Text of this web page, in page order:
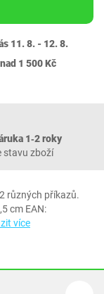
11. 8. - 12. 8.
1 500 Kč
1‐2 roky
stavu zboží
různých příkazů.
cm EAN:
více